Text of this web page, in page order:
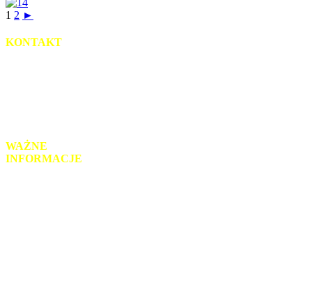
1 2 ►
KONTAKT
WAŻNE
INFORMACJE